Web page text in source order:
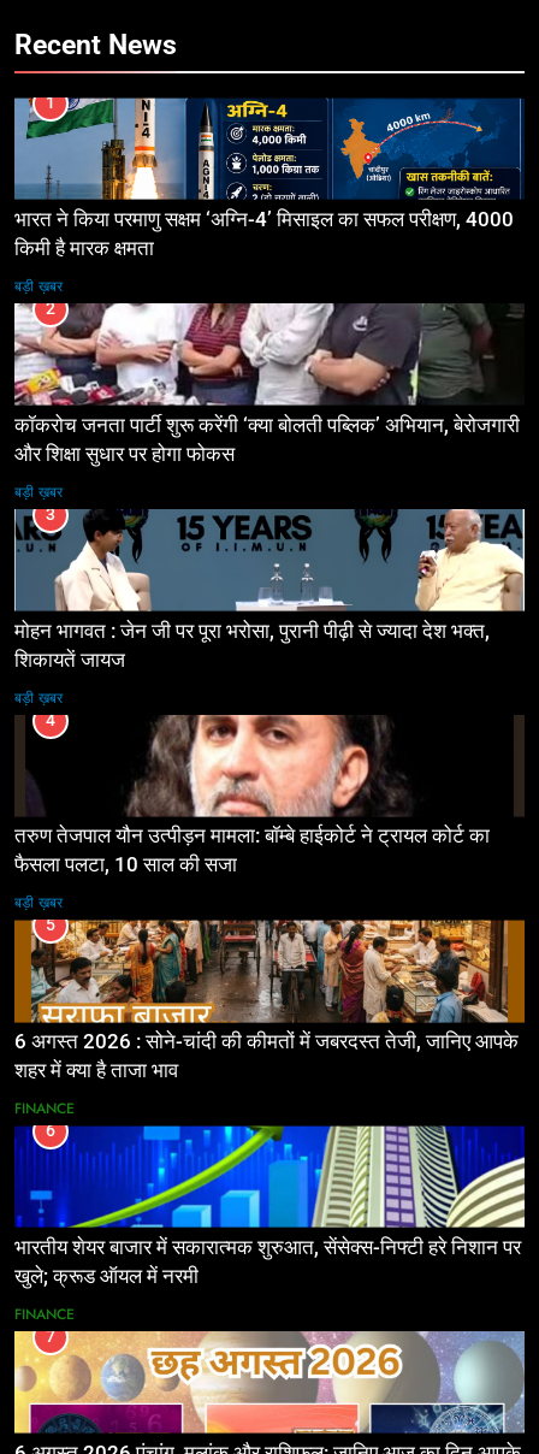
Recent News
1
भारत ने किया परमाणु सक्षम ‘अग्नि-4’ मिसाइल का सफल परीक्षण, 4000
किमी है मारक क्षमता
बड़ी ख़बर
2
कॉकरोच जनता पार्टी शुरू करेंगी ‘क्या बोलती पब्लिक’ अभियान, बेरोजगारी
और शिक्षा सुधार पर होगा फोकस
बड़ी ख़बर
3
मोहन भागवत : जेन जी पर पूरा भरोसा, पुरानी पीढ़ी से ज्यादा देश भक्त,
शिकायतें जायज
बड़ी ख़बर
4
तरुण तेजपाल यौन उत्पीड़न मामला: बॉम्बे हाईकोर्ट ने ट्रायल कोर्ट का
फैसला पलटा, 10 साल की सजा
बड़ी ख़बर
5
6 अगस्त 2026 : सोने-चांदी की कीमतों में जबरदस्त तेजी, जानिए आपके
शहर में क्या है ताजा भाव
FINANCE
6
भारतीय शेयर बाजार में सकारात्मक शुरुआत, सेंसेक्स-निफ्टी हरे निशान पर
खुले; क्रूड ऑयल में नरमी
FINANCE
7